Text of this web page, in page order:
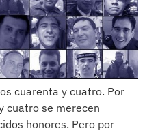
cuarenta y cuatro. Por
cuatro se merecen
honores. Pero por